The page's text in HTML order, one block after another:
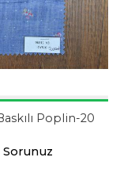
Poplin-20
Sorunuz